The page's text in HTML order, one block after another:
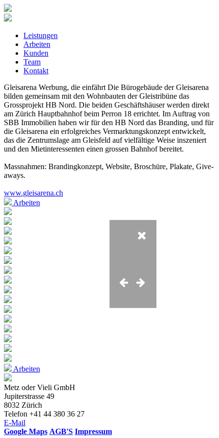
Leistungen
Arbeiten
Kunden
Team
Kontakt
Gleisarena Werbung, die einfährt Die Bürogebäude der Gleisarena
bilden gemeinsam mit den Wohnbauten der Gleistribüne das
Grossprojekt HB Nord. Die beiden Geschäftshäuser werden direkt
am Zürich Hauptbahnhof beim Perron 18 errichtet. Im Auftrag von
SBB Immobilien haben wir für den HB Nord das Branding, und für
die Gleisarena ein erfolgreiches Vermarktungskonzept entwickelt,
das die Zentrumslage am Gleisfeld auf vielfältige Weise inszeniert
und den Mietinteressenten einen grossen Bahnhof bereitet.
Massnahmen: Brandingkonzept, Website, Broschüre, Plakate, Give-
aways.
www.gleisarena.ch
Arbeiten
Arbeiten
Metz oder Vieli GmbH
Jupiterstrasse 49
8032 Zürich
Telefon +41 44 380 36 27
E-Mail
Google Maps AGB'S Impressum